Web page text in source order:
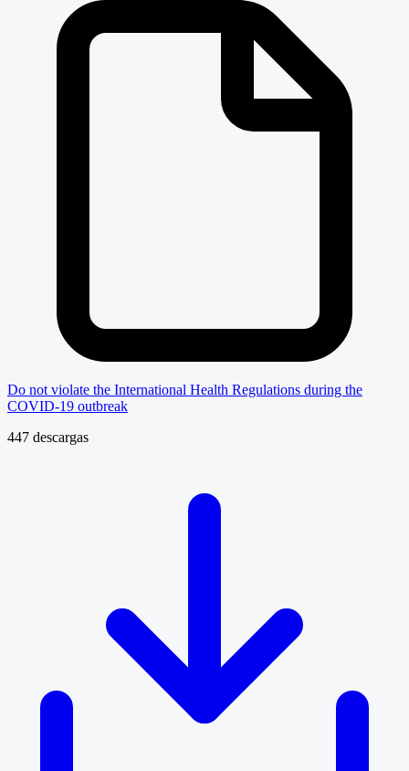
Do not violate the International Health Regulations during the
COVID-19 outbreak
447 descargas